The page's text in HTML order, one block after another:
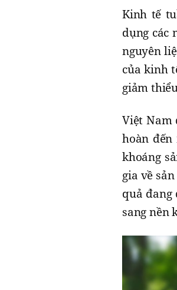
Kinh tế
dụng các
nguyên
của kinh
giảm
Việt Nam
hoàn
khoáng
gia về
quả
sang nền